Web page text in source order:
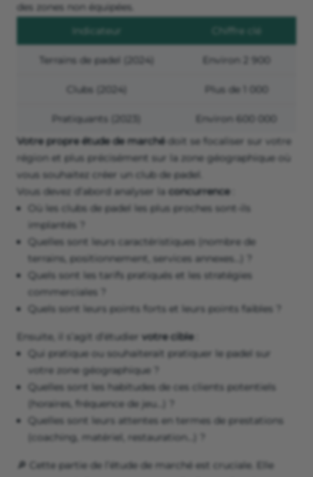
des zones non équipées.
Indicateur
Chiffre clé
Terrains de padel (2024) Environ 2 900
Clubs (2024) Plus de 1 000
Pratiquants (2023)
Environ 600 000
Votre propre étude de marchédoit se focaliser sur votre
région et plus précisément sur la zone géographique où
vous souhaitez créer un club de padel.
Vous devez d’abord analyser la concurrence
Où les clubs de padel les plus proches sont-ils
implantés ?
Quelles sont leurs caractéristiques (nombre de
terrains, positionnement, services annexes…) ?
Quels sont les tarifs pratiqués et les stratégies
commerciales ?
Quels sont leurs points forts et leurs points faibles ?
Ensuite, il s’agit d’étudier votre cible
Qui pratique ou souhaiterait pratiquer le padel sur
votre zone géographique ?
Quelles sont les habitudes de ces clients potentiels
(horaires, fréquence de jeu…) ?
Quelles sont leurs attentes en termes de prestations
(coaching, matériel, restauration…) ?
🔎 Cette partie de l’étude de marché est cruciale. Elle